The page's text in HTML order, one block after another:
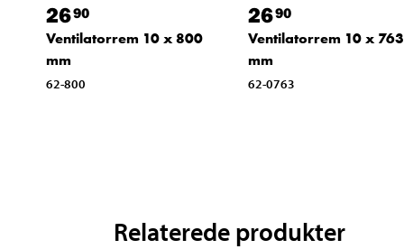
2690
Ventilatorrem 10 x 800
mm
62-800
2690
Ventilatorrem 10 x 763
mm
62-0763
Relaterede produkter